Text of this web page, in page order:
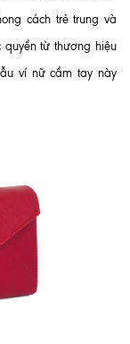
cách trẻ trung và
quyền từ thương hiệu
ví nữ cầm tay này